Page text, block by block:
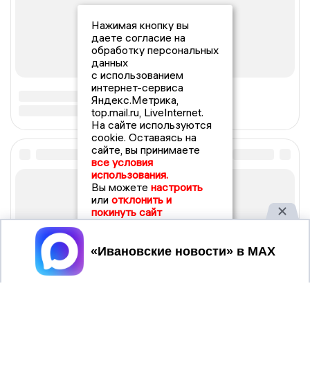
Нажимая кнопку вы
даете согласие на
обработку персональных
данных
с использованием
интернет-сервиса
Яндекс.Метрика,
top.mail.ru, LiveInternet.
На сайте используются
cookie. Оставаясь на
сайте, вы принимаете
все условия
использования.
Вы можете настроить
или отклонить и
покинуть сайт
Принять